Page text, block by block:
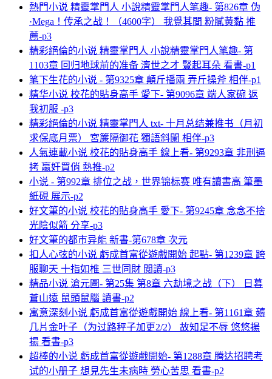
熱門小说 精靈掌門人 小說精靈掌門人笔趣- 第826章 伪
·Mega！传承之战！（4600字） 我覺其間 粉膩黃黏 推
薦-p3
精彩絕倫的小说 精靈掌門人 小說精靈掌門人笔趣- 第
1103章 回归地球前的准备 濟世之才 豎起耳朵 看書-p1
笔下生花的小说 - 第9325章 顛斤播兩 弄斤操斧 相伴-p1
精华小说 校花的貼身高手 愛下- 第9096章 端人家碗 返
我初服 -p3
精彩絕倫的小说 精靈掌門人 txt- 十月总结兼推书（月初
求保底月票） 宮簾隔御花 獨語斜闌 相伴-p3
人氣連載小说 校花的貼身高手 線上看- 第9293章 非刑逼
拷 嬴奸買俏 熱推-p2
小说 - 第992章 排位之战，世界锦标赛 唯有讀書高 筆墨
紙硯 展示-p2
好文筆的小说 校花的貼身高手 愛下- 第9245章 念念不捨
光陰似箭 分享-p3
好文筆的都市异能 新書-第678章 次元
扣人心弦的小说 虧成首富從遊戲開始 起點- 第1239章 跨
服聊天 十指如椎 三世同財 閲讀-p3
精品小说 滄元圖- 第25集 第8章 六劫境之战（下） 日暮
蒼山遠 鼠頭鼠腦 讀書-p2
寓意深刻小说 虧成首富從遊戲開始 線上看- 第1161章 薅
几片金叶子（为过路秤子加更2/2） 故知足不辱 悠悠揚
揚 看書-p3
超棒的小说 虧成首富從遊戲開始- 第1288章 腾达招聘考
试的小册子 想見先生未病時 勞心苦思 看書-p2